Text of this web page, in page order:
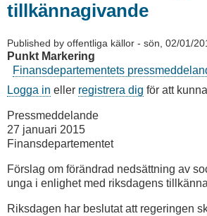
tillkännagivande
Published by offentliga källor - sön, 02/01/
Punkt Markering
Finansdepartementets
Logga in eller registrera dig för att
Pressmeddelande
27 januari 2015
Finansdepartementet
Förslag om förändrad nedsättning av
unga i enlighet med riksdagens
Riksdagen har beslutat att regeringen